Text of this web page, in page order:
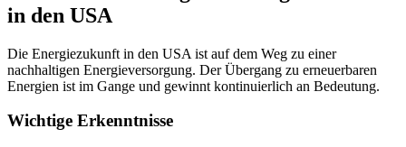
in den USA
Die Energiezukunft in den USA ist auf dem Weg zu einer
nachhaltigen Energieversorgung. Der Übergang zu erneuerbaren
Energien ist im Gange und gewinnt kontinuierlich an Bedeutung.
Wichtige Erkenntnisse